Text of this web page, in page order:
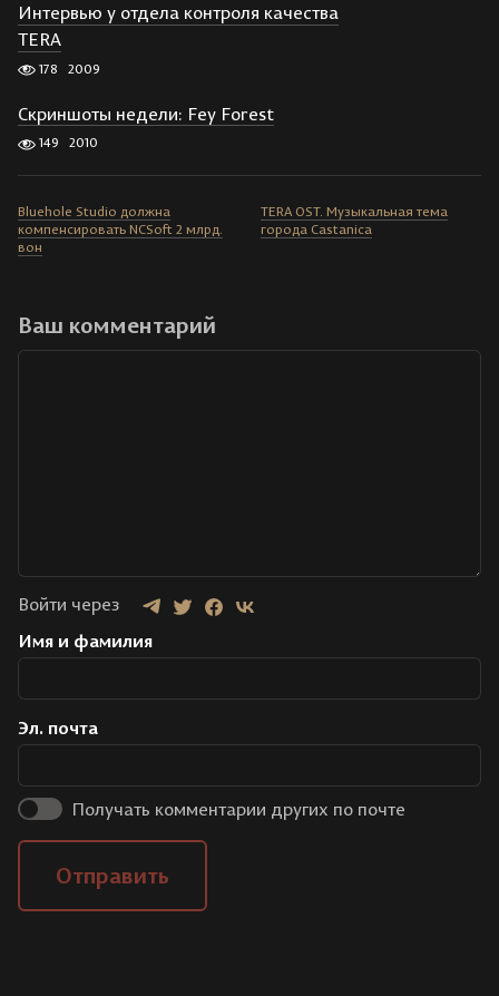
Интервью у отдела контроля качества
TERA
178 2009
Скриншоты недели: Fey Forest
149 2010
Bluehole Studio должна
компенсировать NCSoft 2 млрд.
вон
TERA OST. Музыкальная тема
города Castanica
Ваш комментарий
Войти через
Имя и фамилия
Эл. почта
Получать комментарии других по почте
Отправить